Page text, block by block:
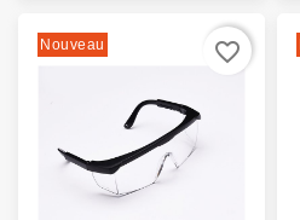
Nouveau favorite_border